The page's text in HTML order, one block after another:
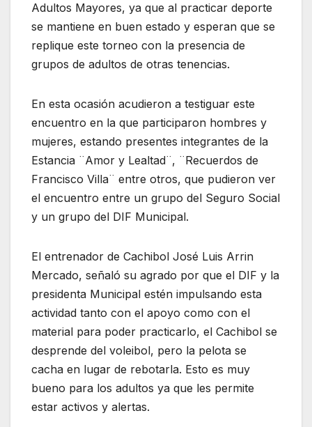
Adultos Mayores, ya que al practicar deporte
se mantiene en buen estado y esperan que se
replique este torneo con la presencia de
grupos de adultos de otras tenencias.
En esta ocasión acudieron a testiguar este
encuentro en la que participaron hombres y
mujeres, estando presentes integrantes de la
Estancia ¨Amor y Lealtad¨, ¨Recuerdos de
Francisco Villa¨ entre otros, que pudieron ver
el encuentro entre un grupo del Seguro Social
y un grupo del DIF Municipal.
El entrenador de Cachibol José Luis Arrin
Mercado, señaló su agrado por que el DIF y la
presidenta Municipal estén impulsando esta
actividad tanto con el apoyo como con el
material para poder practicarlo, el Cachibol se
desprende del voleibol, pero la pelota se
cacha en lugar de rebotarla. Esto es muy
bueno para los adultos ya que les permite
estar activos y alertas.